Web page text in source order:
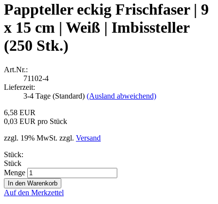
Pappteller eckig Frischfaser | 9
x 15 cm | Weiß | Imbissteller
(250 Stk.)
Art.Nr.:
71102-4
Lieferzeit:
3-4 Tage (Standard) (Ausland abweichend)
6,58 EUR
0,03 EUR pro Stück
zzgl. 19% MwSt. zzgl. Versand
Stück:
Stück
Menge
Auf den Merkzettel